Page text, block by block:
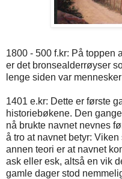
1800 - 500 f.kr: På toppen
er det bronsealderrøyser
lenge siden var
1401 e.kr: Dette er første
historiebøkene. Den
nå brukte navnet nevnes
å tro at navnet betyr:
annen teori er at navnet
ask eller esk, altså en vik
gamle dager stod